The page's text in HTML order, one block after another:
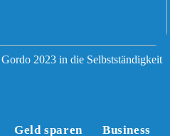
2023 in die Selbstständigkeit
Geld sparen Business